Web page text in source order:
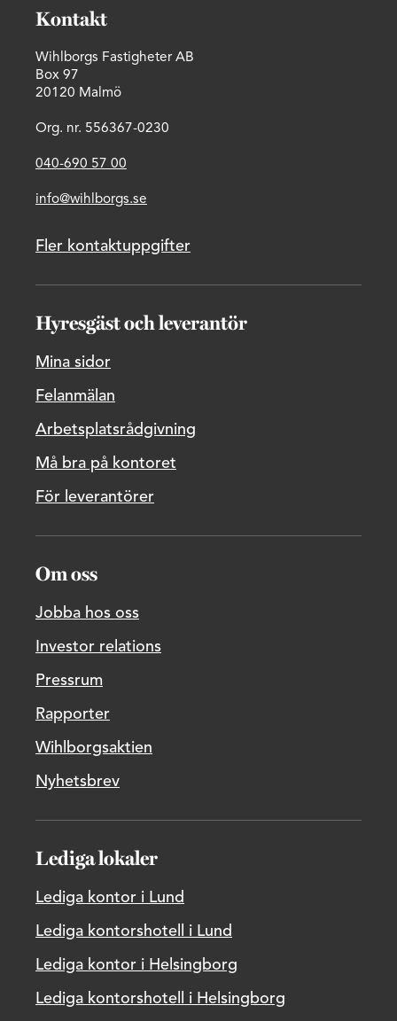
Kontakt
Wihlborgs Fastigheter AB
Box 97
20120 Malmö
Org. nr. 556367-0230
040-690 57 00
info@wihlborgs.se
Fler kontaktuppgifter
Hyresgäst och leverantör
Mina sidor
Felanmälan
Arbetsplatsrådgivning
Må bra på kontoret
För leverantörer
Om oss
Jobba hos oss
Investor relations
Pressrum
Rapporter
Wihlborgsaktien
Nyhetsbrev
Lediga lokaler
Lediga kontor i Lund
Lediga kontorshotell i Lund
Lediga kontor i Helsingborg
Lediga kontorshotell i Helsingborg